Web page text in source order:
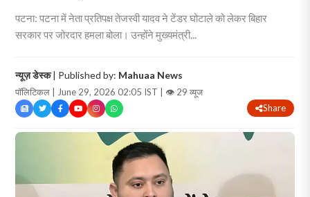
पटना: पटना में नेता प्रतिपक्ष तेजस्वी यादव ने टेंडर घोटाले को लेकर बिहार
सरकार पर जोरदार हमला बोला। उन्होंने मुख्यमंत्री...
न्यूज़ डेस्क| Published by: Mahuaa News
पॉलिटिकल | June 29, 2026 02:05 IST | 👁 29 व्यूज
Share